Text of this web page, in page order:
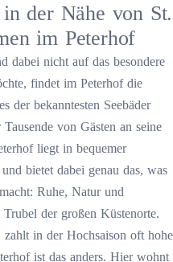
der Nähe von St.
im Peterhof
dabei nicht auf das besondere
findet im Peterhof die
der bekanntesten Seebäder
von Gästen an seine
liegt in bequemer
bietet dabei genau das, was
Ruhe, Natur und
der großen Küstenorte.
in der Hochsaison oft hohe
ist das anders. Hier wohnt